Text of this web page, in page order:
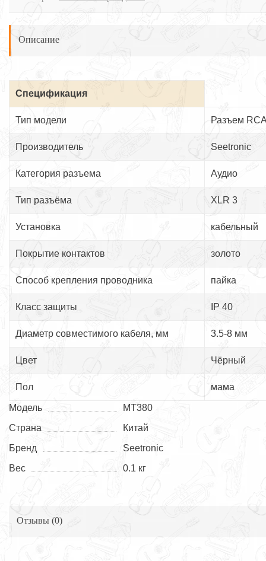
Описание
Спецификация
Тип модели Разъем
Производитель Seetronic
Категория разъема Аудио
Тип разъёма XLR 3
Установка кабельный
Покрытие контактов золото
Способ крепления проводника пайка
Класс защиты IP 40
Диаметр совместимого кабеля, мм 3.5-8 мм
Цвет Чёрный
Пол мама
Модель
MT380
Страна
Китай
Бренд
Seetronic
Вес
0.1 кг
Отзывы (0)